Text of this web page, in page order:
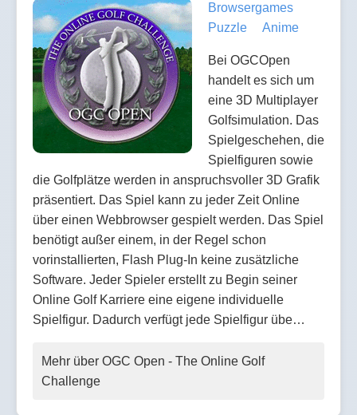
Browsergames
Puzzle
Anime
Bei OGCOpen
handelt es sich um
eine 3D Multiplayer
Golfsimulation. Das
Spielgeschehen, die
Spielfiguren sowie
die Golfplätze werden in anspruchsvoller 3D Grafik
präsentiert. Das Spiel kann zu jeder Zeit Online
über einen Webbrowser gespielt werden. Das Spiel
benötigt außer einem, in der Regel schon
vorinstallierten, Flash Plug-In keine zusätzliche
Software. Jeder Spieler erstellt zu Begin seiner
Online Golf Karriere eine eigene individuelle
Spielfigur. Dadurch verfügt jede Spielfigur übe…
Mehr über OGC Open - The Online Golf
Challenge